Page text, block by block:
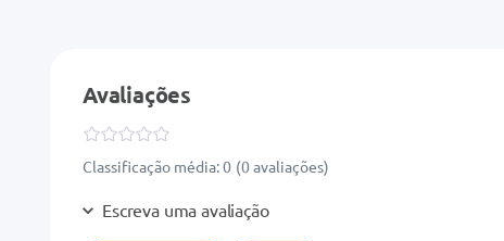
Avaliações
Classificação média: 0 (0 avaliações)
Escreva uma avaliação